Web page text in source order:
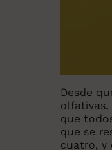
Desde
olfativas.
que
que se
cuatro, y